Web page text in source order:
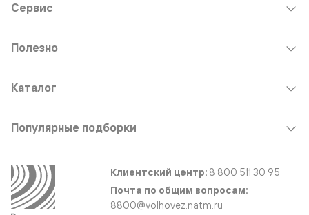
Сервис
Полезно
Каталог
Популярные подборки
Клиентский центр: 8 800 511 30 95
Почта по общим вопросам:
8800@volhovez.natm.ru